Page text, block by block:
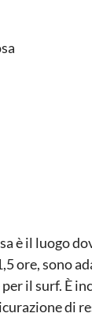
è il luogo
ore, sono
il surf. È
di